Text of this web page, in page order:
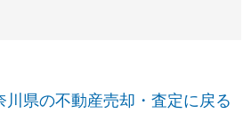
川県の不動産売却・査定に戻る